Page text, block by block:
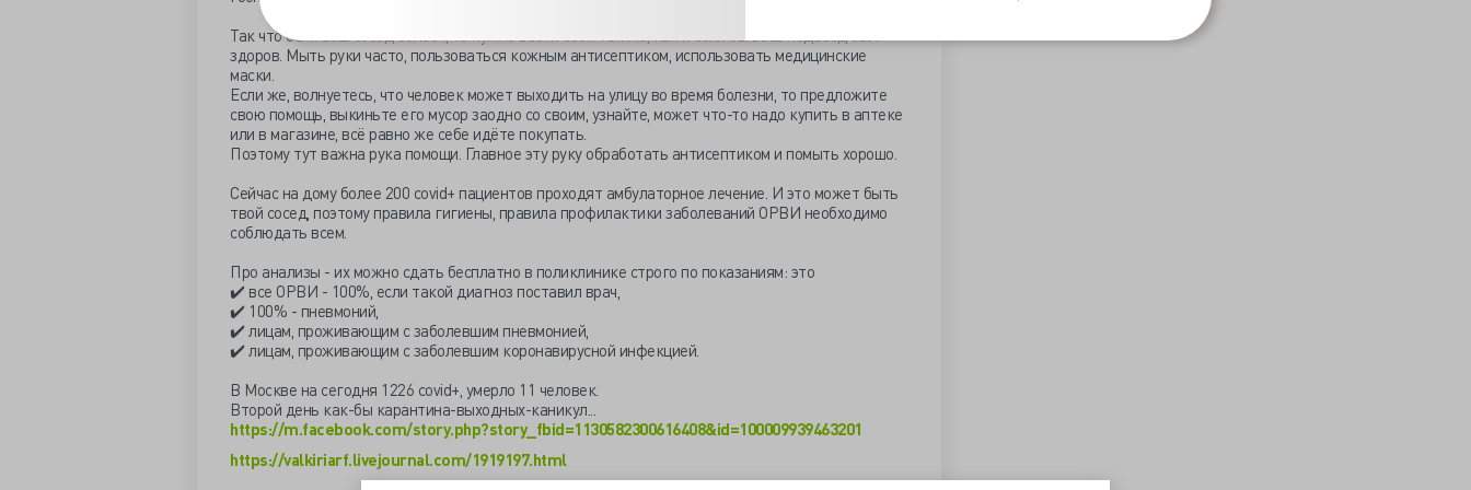
Так что если ваш сосед болеет, то нужно вести себя так же, как и если бы весь подъезд был
здоров. Мыть руки часто, пользоваться кожным антисептиком, использовать медицинские
маски.
Если же, волнуетесь, что человек может выходить на улицу во время болезни, то предложите
свою помощь, выкиньте его мусор заодно со своим, узнайте, может что-то надо купить в аптеке
или в магазине, всё равно же себе идёте покупать.
Поэтому тут важна рука помощи. Главное эту руку обработать антисептиком и помыть хорошо.
Сейчас на дому более 200 covid+ пациентов проходят амбулаторное лечение. И это может быть
твой сосед, поэтому правила гигиены, правила профилактики заболеваний ОРВИ необходимо
соблюдать всем.
Про анализы - их можно сдать бесплатно в поликлинике строго по показаниям: это
✔️ все ОРВИ - 100%, если такой диагноз поставил врач,
✔️ 100% - пневмоний,
✔️ лицам, проживающим с заболевшим пневмонией,
✔️ лицам, проживающим с заболевшим коронавирусной инфекцией.
В Москве на сегодня 1226 covid+, умерло 11 человек.
Второй день как-бы карантина-выходных-каникул...
https://m.facebook.com/story.php?story_fbid=1130582300616408&id=100009939463201
https://valkiriarf.livejournal.com/1919197.html